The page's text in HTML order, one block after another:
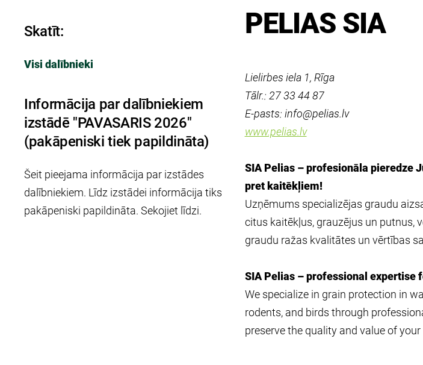
Skatīt:
Visi dalībnieki
Informācija par dalībniekiem
izstādē "PAVASARIS 2026"
(pakāpeniski tiek papildināta)
Šeit pieejama informācija par izstādes
dalībniekiem. Līdz izstādei informācija tiks
pakāpeniski papildināta. Sekojiet līdzi.
PELIAS SIA
Lielirbes iela 1, Rīga
Tālr.: 27 33 44 87
E-pasts: info@pelias.lv
www.pelias.lv
SIA Pelias – profesionāla pieredze
pret kaitēkļiem!
Uzņēmums specializējas graudu
citus kaitēkļus, grauzējus un putnus,
graudu ražas kvalitātes un vērtības
SIA Pelias – professional expertise
We specialize in grain protection in
rodents, and birds through
preserve the quality and value of